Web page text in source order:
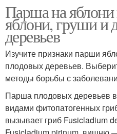
Парша на
яблони, груши и
деревьев
Изучите признаки парши
плодовых деревьев.
методы борьбы с
Парша плодовых деревьев
видами фитопатогенных
вызывает гриб Fusicladium